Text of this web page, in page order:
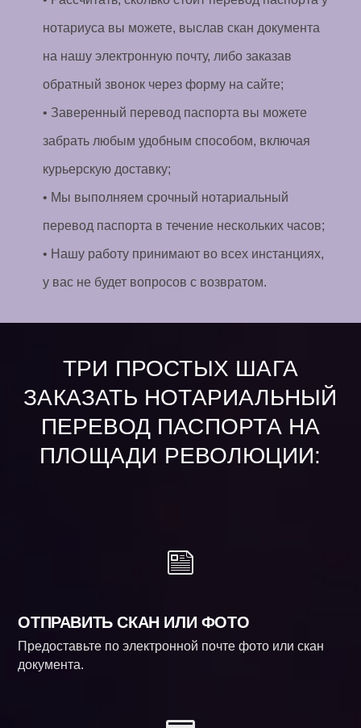
нотариуса вы можете, выслав скан документа
на нашу электронную почту, либо заказав
обратный звонок через форму на сайте;
• Заверенный перевод паспорта вы можете
забрать любым удобным способом, включая
курьерскую доставку;
• Мы выполняем срочный нотариальный
перевод паспорта в течение нескольких часов;
• Нашу работу принимают во всех инстанциях,
у вас не будет вопросов с возвратом.
ТРИ ПРОСТЫХ ШАГА
ЗАКАЗАТЬ НОТАРИАЛЬНЫЙ
ПЕРЕВОД ПАСПОРТА НА
ПЛОЩАДИ РЕВОЛЮЦИИ:
ОТПРАВИТЬ СКАН ИЛИ ФОТО
Предоставьте по электронной почте фото или скан
документа.